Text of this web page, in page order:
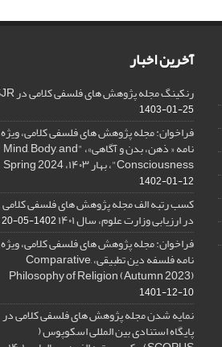
آخرین اخبار
رنکینگ مجله پژوهش های فلسفی کلامی در SJR
1403-01-25
فراخوان: مجله پژوهش های فلسفی کلامی، ویژه
نامه « ذهن، بدن و آگاهی»، "Mind, Body, and
Consciousness"، بهار ۱۴۰۳، Spring 2024
1402-01-12
کسب رتبه الف مجله پژوهش های فلسفی کلامی
در ارزیابی وزارت علوم، سال ۱۴۰۱ 1402-05-20
فراخوان: مجله پژوهش های فلسفی کلامی، ویژه
نامه فلسفه دین تطبیقی، ,Comparative
Philosophy of Religion (Autumn 2023)
1401-12-10
نمایه شدن مجله پژوهش های فلسفی کلامی در
پایگاه استنادی بین المللی اسکوپوس (